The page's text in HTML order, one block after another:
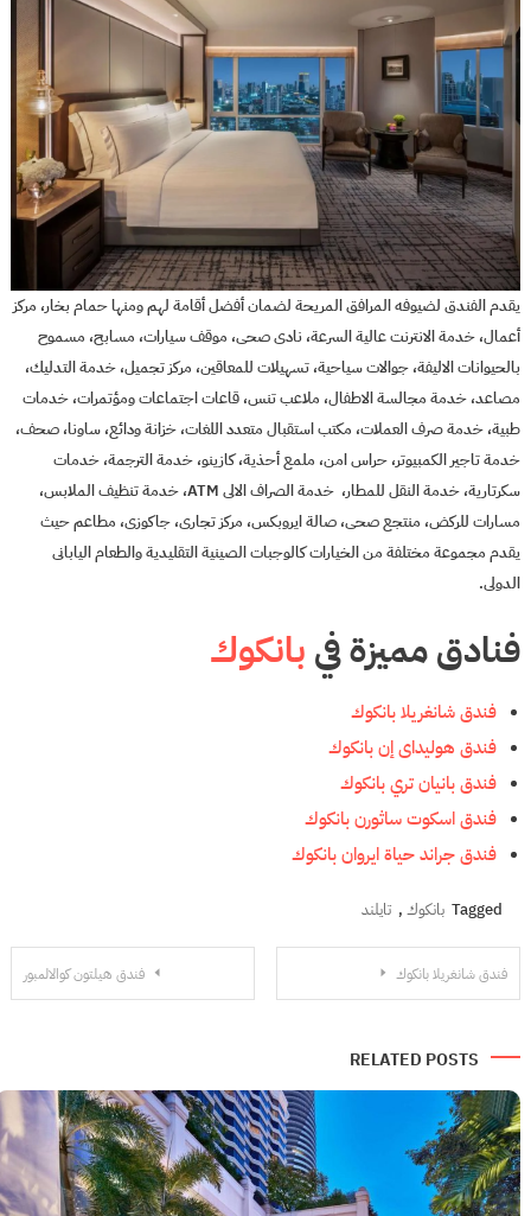
يقدم الفندق لضيوفه المرافق المريحة لضمان أفضل أقامة لهم ومنها حمام بخار، مركز
أعمال، خدمة الانترنت عالية السرعة، نادى صحى، موقف سيارات، مسابح، مسموح
بالحيوانات الاليفة، جوالات سياحية، تسهيلات للمعاقين، مركز تجميل، خدمة التدليك،
مصاعد، خدمة مجالسة الاطفال، ملاعب تنس، قاعات اجتماعات ومؤتمرات، خدمات
طبية، خدمة صرف العملات، مكتب استقبال متعدد اللغات، خزانة ودائع، ساونا، صحف،
خدمة تاجير الكمبيوتر، حراس امن، ملمع أحذية، كازينو، خدمة الترجمة، خدمات
سكرتارية، خدمة النقل للمطار، خدمة الصراف الالى ATM، خدمة تنظيف الملابس،
مسارات للركض، منتجع صحى، صالة ايروبكس، مركز تجارى، جاكوزى، مطاعم حيث
يقدم مجموعة مختلفة من الخيارات كالوجبات الصينية التقليدية والطعام اليابانى
الدولى.
فنادق مميزة في بانكوك
فندق شانغريلا بانكوك
فندق هوليداى إن بانكوك
فندق بانيان تري بانكوك
فندق اسكوت ساثورن بانكوك
فندق جراند حياة ايروان بانكوك
Tagged بانكوك , تايلند
تصفّح
فندق هيلتون كوالالمبور فندق شانغريلا بانكوك
RELATED POSTS